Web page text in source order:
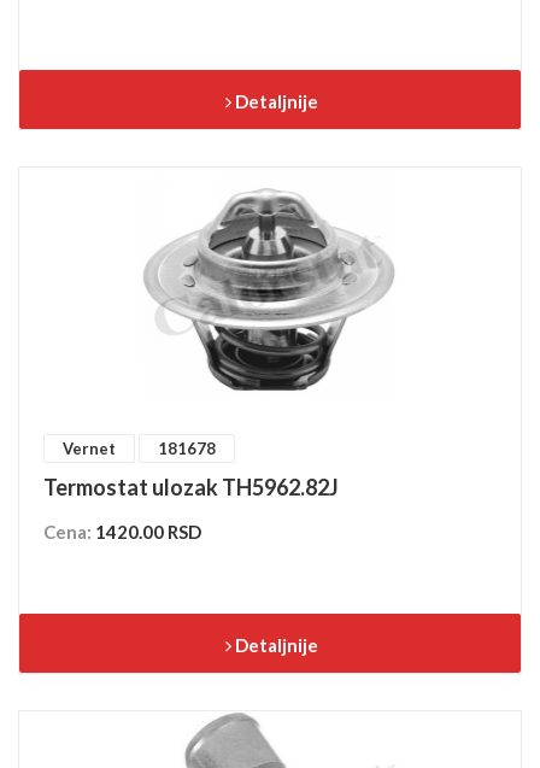
Detaljnije
Vernet 181678
Termostat ulozak TH5962.82J
Cena: 1420.00 RSD
Detaljnije